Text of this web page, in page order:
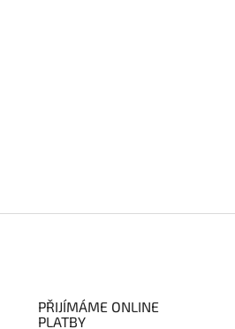
PŘIJÍMÁME ONLINE
PLATBY